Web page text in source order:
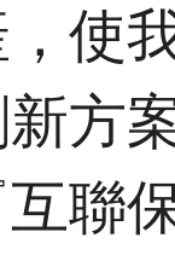
使
方
聯